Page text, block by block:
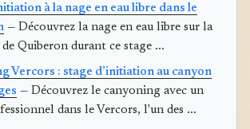
à la nage en eau libre dans le
— Découvrez la nage en eau libre sur la
Quiberon durant ce stage ...
Vercors : stage d’initiation au canyon
— Découvrez le canyoning avec un
dans le Vercors, l'un des ...